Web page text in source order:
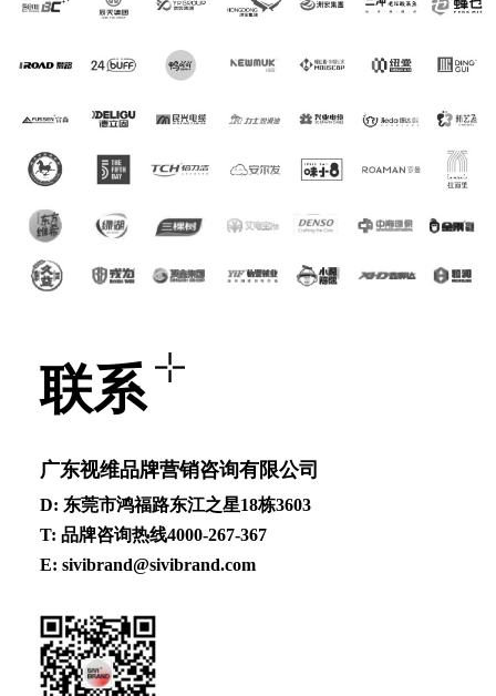
联系
⼴东视维品牌营销咨询有限公司
D: 东莞市鸿福路东江之星18栋3603
T: 品牌咨询热线4000-267-367
E: sivibrand@sivibrand.com